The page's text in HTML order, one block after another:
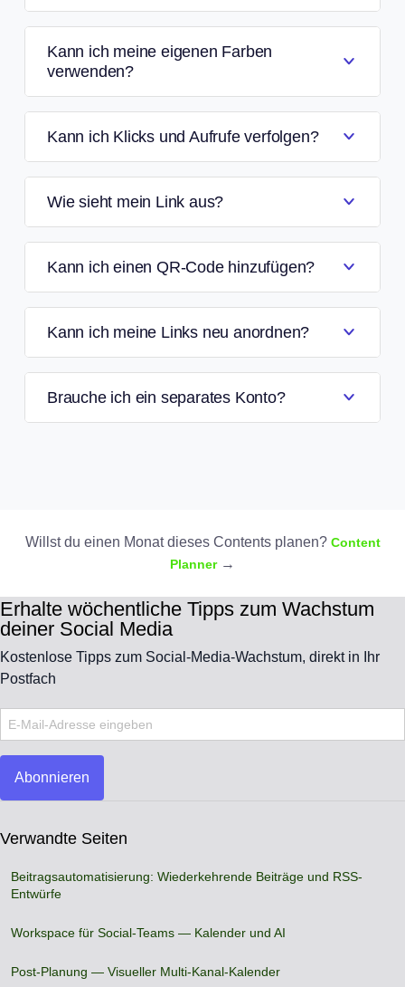
Kann ich meine eigenen Farben
verwenden?
Kann ich Klicks und Aufrufe verfolgen?
Wie sieht mein Link aus?
Kann ich einen QR-Code hinzufügen?
Kann ich meine Links neu anordnen?
Brauche ich ein separates Konto?
Willst du einen Monat dieses Contents planen? Content
Planner→
Erhalte wöchentliche Tipps zum Wachstum
deiner Social Media
Kostenlose Tipps zum Social-Media-Wachstum, direkt in Ihr
Postfach
Abonnieren
Verwandte Seiten
Beitragsautomatisierung: Wiederkehrende Beiträge und RSS-
Entwürfe
Workspace für Social-Teams — Kalender und AI
Post-Planung — Visueller Multi-Kanal-Kalender